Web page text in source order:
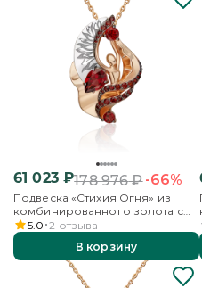
61 023₽178 976₽-66%
Подвеска «Стихия Огня» из
комбинированного золота с
гранатами
5.0 2 отзыва
В корзину